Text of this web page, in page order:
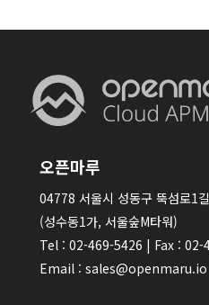
오픈마루
04778 서울시 성동구 뚝섬로1
(성수동1가, 서울숲M타워)
Tel : 02-469-5426 | Fax : 02-
Email : sales@openmaru.io